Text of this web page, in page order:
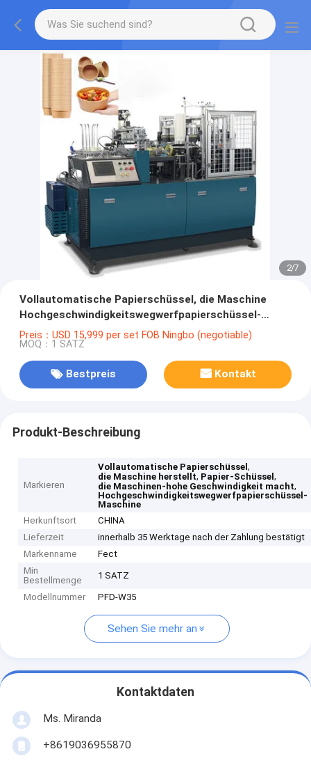
2/7
Vollautomatische Papierschüssel, die Maschine
Hochgeschwindigkeitswegwerfpapierschüssel-
Maschine herstellt
Preis：USD 15,999 per set FOB Ningbo (negotiable)
MOQ：1 SATZ
Bestpreis Kontakt
Produkt-Beschreibung
Markieren
Vollautomatische Papierschüssel,
die Maschine herstellt, Papier-Schüssel,
die Maschinen-hohe Geschwindigkeit macht,
Hochgeschwindigkeitswegwerfpapierschüssel-
Maschine
Herkunftsort
CHINA
Lieferzeit
innerhalb 35 Werktage nach der Zahlung bestätigt
Markenname
Fect
Min
Bestellmenge
1 SATZ
Modellnummer PFD-W35
Sehen Sie mehr an
Kontaktdaten
Ms. Miranda
+8619036955870